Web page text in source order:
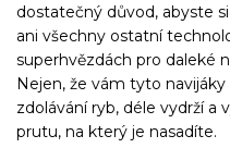
dostatečný důvod, abyste
ani všechny ostatní
superhvězdách pro daleké
Nejen, že vám tyto
zdolávání ryb, déle vydrží a
prutu, na který je nasadíte.